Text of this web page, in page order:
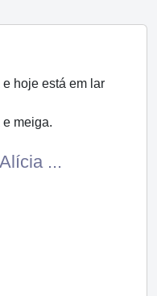
hoje está em lar
meiga.
...